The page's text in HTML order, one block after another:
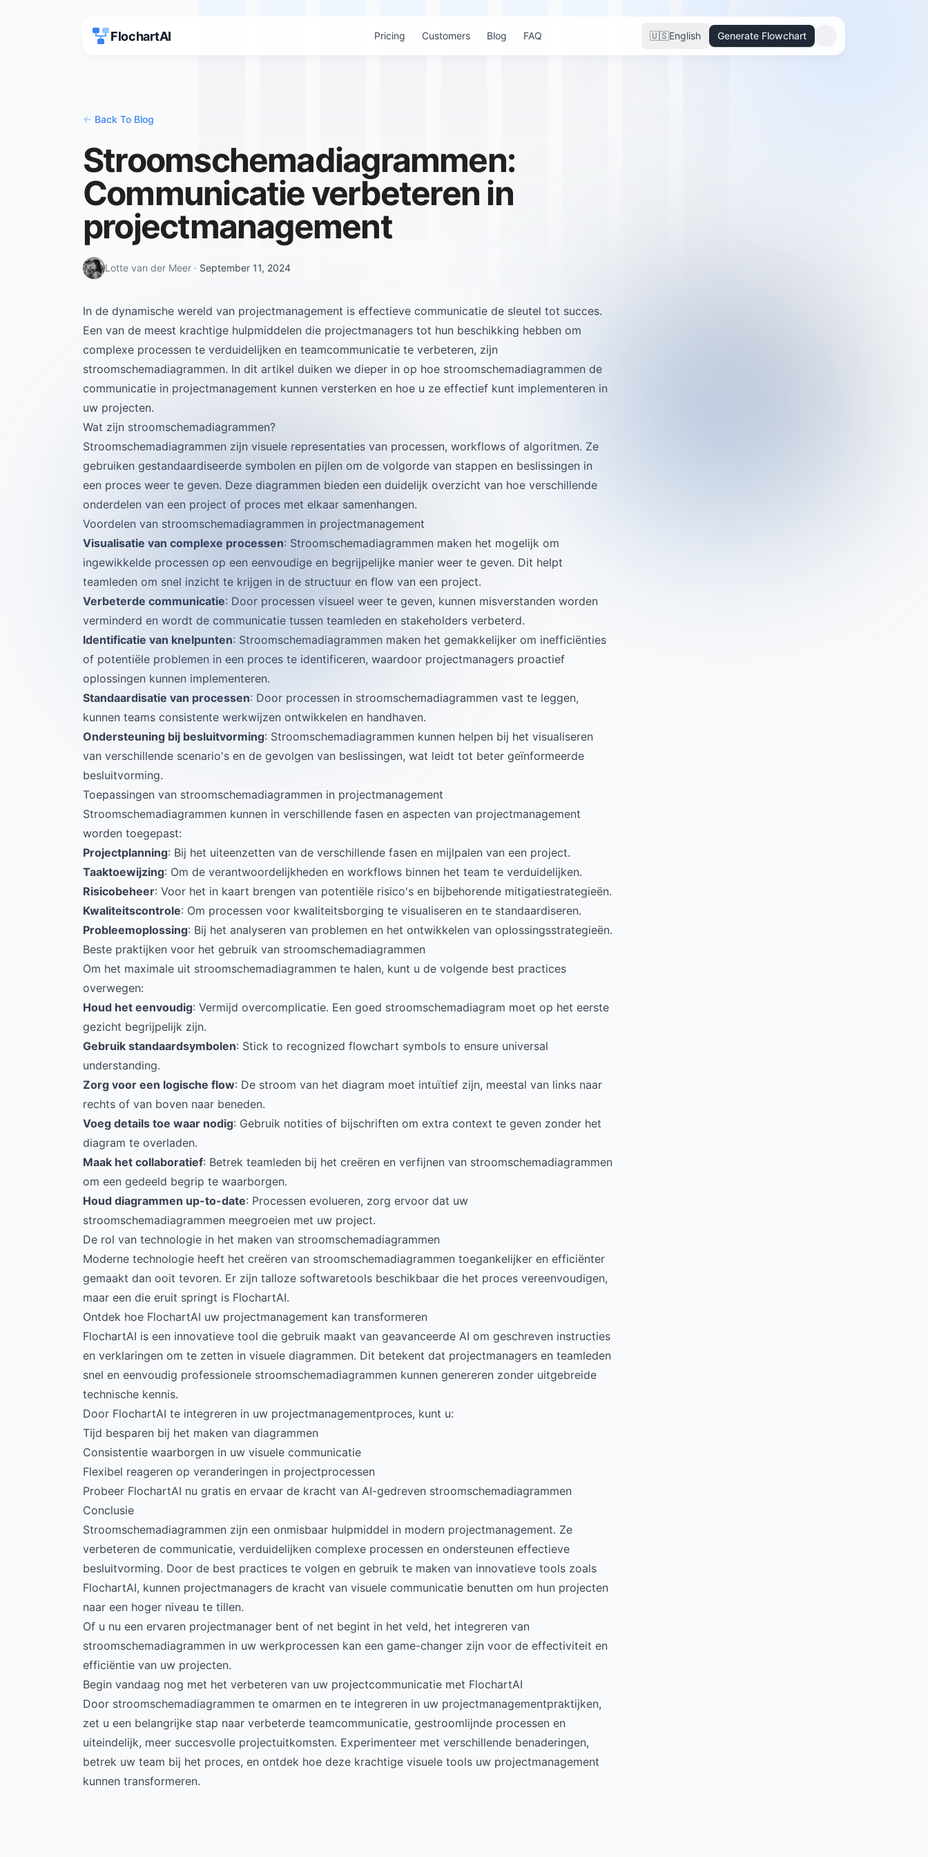
FlochartAI Pricing Customers Blog FAQ 🇺🇸English Generate Flowchart
<- Back To Blog
Stroomschemadiagrammen:
Communicatie verbeteren in
projectmanagement
Lotte van der Meer · September 11, 2024
In de dynamische wereld van projectmanagement is effectieve communicatie de sleutel tot succes.
Een van de meest krachtige hulpmiddelen die projectmanagers tot hun beschikking hebben om
complexe processen te verduidelijken en teamcommunicatie te verbeteren, zijn
stroomschemadiagrammen. In dit artikel duiken we dieper in op hoe stroomschemadiagrammen de
communicatie in projectmanagement kunnen versterken en hoe u ze effectief kunt implementeren in
uw projecten.
Wat zijn stroomschemadiagrammen?
Stroomschemadiagrammen zijn visuele representaties van processen, workflows of algoritmen. Ze
gebruiken gestandaardiseerde symbolen en pijlen om de volgorde van stappen en beslissingen in
een proces weer te geven. Deze diagrammen bieden een duidelijk overzicht van hoe verschillende
onderdelen van een project of proces met elkaar samenhangen.
Voordelen van stroomschemadiagrammen in projectmanagement
Visualisatie van complexe processen: Stroomschemadiagrammen maken het mogelijk om
ingewikkelde processen op een eenvoudige en begrijpelijke manier weer te geven. Dit helpt
teamleden om snel inzicht te krijgen in de structuur en flow van een project.
Verbeterde communicatie: Door processen visueel weer te geven, kunnen misverstanden worden
verminderd en wordt de communicatie tussen teamleden en stakeholders verbeterd.
Identificatie van knelpunten: Stroomschemadiagrammen maken het gemakkelijker om inefficiënties
of potentiële problemen in een proces te identificeren, waardoor projectmanagers proactief
oplossingen kunnen implementeren.
Standaardisatie van processen: Door processen in stroomschemadiagrammen vast te leggen,
kunnen teams consistente werkwijzen ontwikkelen en handhaven.
Ondersteuning bij besluitvorming: Stroomschemadiagrammen kunnen helpen bij het visualiseren
van verschillende scenario's en de gevolgen van beslissingen, wat leidt tot beter geïnformeerde
besluitvorming.
Toepassingen van stroomschemadiagrammen in projectmanagement
Stroomschemadiagrammen kunnen in verschillende fasen en aspecten van projectmanagement
worden toegepast:
Projectplanning: Bij het uiteenzetten van de verschillende fasen en mijlpalen van een project.
Taaktoewijzing: Om de verantwoordelijkheden en workflows binnen het team te verduidelijken.
Risicobeheer: Voor het in kaart brengen van potentiële risico's en bijbehorende mitigatiestrategieën.
Kwaliteitscontrole: Om processen voor kwaliteitsborging te visualiseren en te standaardiseren.
Probleemoplossing: Bij het analyseren van problemen en het ontwikkelen van oplossingsstrategieën.
Beste praktijken voor het gebruik van stroomschemadiagrammen
Om het maximale uit stroomschemadiagrammen te halen, kunt u de volgende best practices
overwegen:
Houd het eenvoudig: Vermijd overcomplicatie. Een goed stroomschemadiagram moet op het eerste
gezicht begrijpelijk zijn.
Gebruik standaardsymbolen: Stick to recognized flowchart symbols to ensure universal
understanding.
Zorg voor een logische flow: De stroom van het diagram moet intuïtief zijn, meestal van links naar
rechts of van boven naar beneden.
Voeg details toe waar nodig: Gebruik notities of bijschriften om extra context te geven zonder het
diagram te overladen.
Maak het collaboratief: Betrek teamleden bij het creëren en verfijnen van stroomschemadiagrammen
om een gedeeld begrip te waarborgen.
Houd diagrammen up-to-date: Processen evolueren, zorg ervoor dat uw
stroomschemadiagrammen meegroeien met uw project.
De rol van technologie in het maken van stroomschemadiagrammen
Moderne technologie heeft het creëren van stroomschemadiagrammen toegankelijker en efficiënter
gemaakt dan ooit tevoren. Er zijn talloze softwaretools beschikbaar die het proces vereenvoudigen,
maar een die eruit springt is FlochartAI.
Ontdek hoe FlochartAI uw projectmanagement kan transformeren
FlochartAI is een innovatieve tool die gebruik maakt van geavanceerde AI om geschreven instructies
en verklaringen om te zetten in visuele diagrammen. Dit betekent dat projectmanagers en teamleden
snel en eenvoudig professionele stroomschemadiagrammen kunnen genereren zonder uitgebreide
technische kennis.
Door FlochartAI te integreren in uw projectmanagementproces, kunt u:
Tijd besparen bij het maken van diagrammen
Consistentie waarborgen in uw visuele communicatie
Flexibel reageren op veranderingen in projectprocessen
Probeer FlochartAI nu gratis en ervaar de kracht van AI-gedreven stroomschemadiagrammen
Conclusie
Stroomschemadiagrammen zijn een onmisbaar hulpmiddel in modern projectmanagement. Ze
verbeteren de communicatie, verduidelijken complexe processen en ondersteunen effectieve
besluitvorming. Door de best practices te volgen en gebruik te maken van innovatieve tools zoals
FlochartAI, kunnen projectmanagers de kracht van visuele communicatie benutten om hun projecten
naar een hoger niveau te tillen.
Of u nu een ervaren projectmanager bent of net begint in het veld, het integreren van
stroomschemadiagrammen in uw werkprocessen kan een game-changer zijn voor de effectiviteit en
efficiëntie van uw projecten.
Begin vandaag nog met het verbeteren van uw projectcommunicatie met FlochartAI
Door stroomschemadiagrammen te omarmen en te integreren in uw projectmanagementpraktijken,
zet u een belangrijke stap naar verbeterde teamcommunicatie, gestroomlijnde processen en
uiteindelijk, meer succesvolle projectuitkomsten. Experimenteer met verschillende benaderingen,
betrek uw team bij het proces, en ontdek hoe deze krachtige visuele tools uw projectmanagement
kunnen transformeren.